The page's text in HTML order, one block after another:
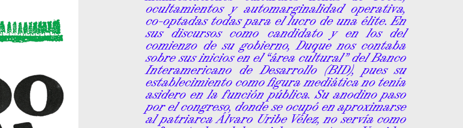
ocultamientos y automarginalidad operativa,
co-optadas todas para el lucro de una élite. En
sus discursos como candidato y en los del
comienzo de su gobierno, Duque nos contaba
sobre sus inicios en el “área cultural” del Banco
Interamericano de Desarrollo (BID), pues su
establecimiento como figura mediática no tenía
asidero en la función pública. Su anodino paso
por el congreso, donde se ocupó en aproximarse
al patriarca Álvaro Uribe Vélez, no servía como